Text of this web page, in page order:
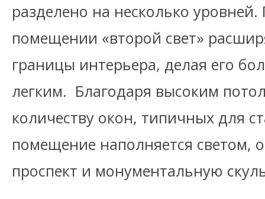
разделено на несколько
помещении «второй свет»
границы интерьера, делая его
легким. Благодаря высоким
количеству окон, типичных для
помещение наполняется светом,
проспект и монументальную